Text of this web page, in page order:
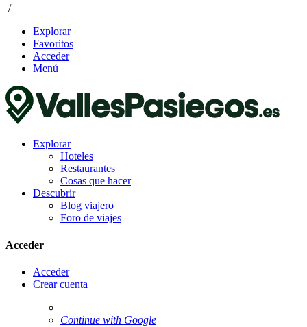
/
Explorar
Favoritos
Acceder
Menú
Explorar
Hoteles
Restaurantes
Cosas que hacer
Descubrir
Blog viajero
Foro de viajes
Acceder
Acceder
Crear cuenta
Continue with Google